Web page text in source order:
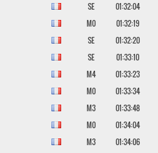
SE
01:32:04
M0
01:32:19
SE
01:32:20
SE
01:33:10
M4
01:33:23
M0
01:33:34
M3
01:33:48
M0
01:34:04
M3
01:34:06